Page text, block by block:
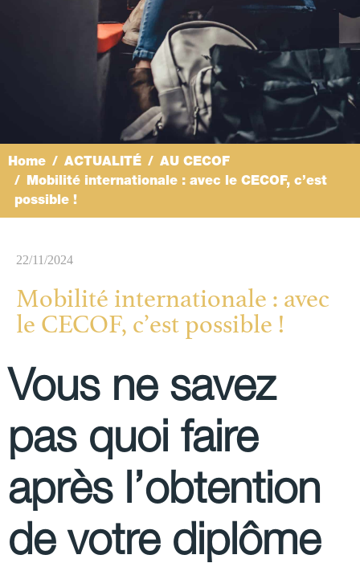
Home ACTUALITÉ
AU CECOF
Mobilité internationale : avec le CECOF, c’est
possible !
22/11/2024
Mobilité internationale : avec
le CECOF, c’est possible !
Vous ne savez
pas quoi faire
après l’obtention
de votre diplôme